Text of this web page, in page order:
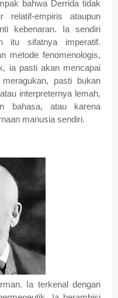
bahwa Derrida tidak
relatif-empiris ataupun
kebenaran. Ia sendiri
itu sifatnya imperatif.
metode fenomenologis,
ia pasti akan mencapai
pasti bukan
interpreternya lemah,
bahasa, atau karena
manusia sendiri.
Ia terkenal dengan